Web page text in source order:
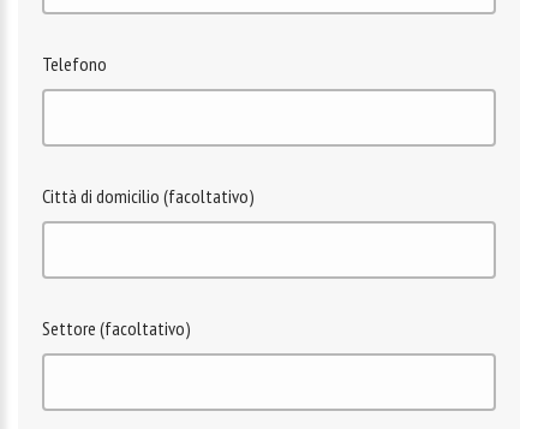
Telefono
Città di domicilio (facoltativo)
Settore (facoltativo)